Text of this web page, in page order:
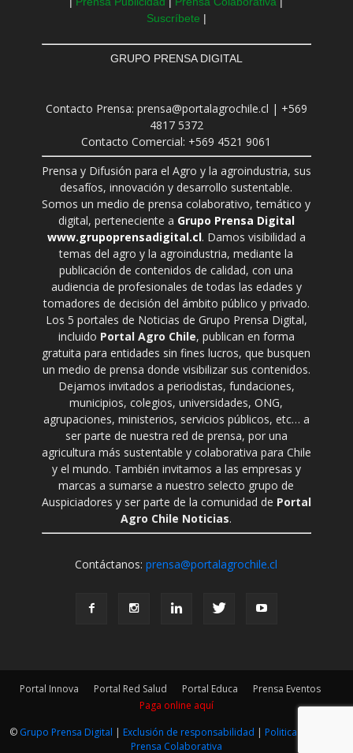
Suscríbete |
GRUPO PRENSA DIGITAL
Contacto Prensa: prensa@portalagrochile.cl | +569
4817 5372
Contacto Comercial: +569 4521 9061
Prensa y Difusión para el Agro y la agroindustria, sus
desafíos, innovación y desarrollo sustentable.
Somos un medio de prensa colaborativo, temático y
digital, perteneciente a Grupo Prensa Digital
www.grupoprensadigital.cl. Damos visibilidad a
temas del agro y la agroindustria, mediante la
publicación de contenidos de calidad, con una
audiencia de profesionales de todas las edades y
tomadores de decisión del ámbito público y privado.
Los 5 portales de Noticias de Grupo Prensa Digital,
incluido Portal Agro Chile, publican en forma
gratuita para entidades sin fines lucros, que busquen
un medio de prensa donde visibilizar sus contenidos.
Dejamos invitados a periodistas, fundaciones,
municipios, colegios, universidades, ONG,
agrupaciones, ministerios, servicios públicos, etc… a
ser parte de nuestra red de prensa, por una
agricultura más sustentable y colaborativa para Chile
y el mundo. También invitamos a las empresas y
marcas a sumarse a nuestro selecto grupo de
Auspiciadores y ser parte de la comunidad de Portal
Agro Chile Noticias.
Contáctanos:prensa@portalagrochile.cl
Portal Innova Portal Red Salud Portal Educa
Prensa Eventos
Paga online aquí
© Grupo Prensa Digital | Exclusión de responsabilidad | Politica Editorial
Prensa Colaborativa